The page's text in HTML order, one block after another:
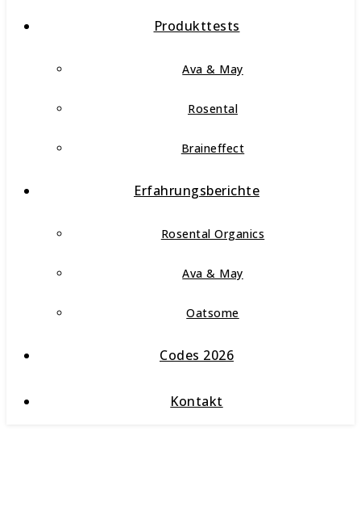
Produkttests
Ava & May
Rosental
Braineffect
Erfahrungsberichte
Rosental Organics
Ava & May
Oatsome
Codes 2026
Kontakt